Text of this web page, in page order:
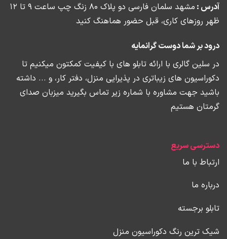
آدرس : مشهد
سلمان فارسی دو پلاک 80 زنگ چپ ساعت 9 تا 12
ظهر روزهای کاری، قبل حضور هماهنگ کنید
درود بر شما دوست گرانمایه
در سلین گالری با ارائه تابلو های با کیفیت کمکتون میکنیم تا
دکوراسیون های زیباتری در پذیرایی منزل، دفتر کار، و ... داشته
باشید جهت مشاوره با شماره زیر تماس بگیرید میزبان صدای
گرمتان هستیم
دسترسی سریع
ارتباط با ما
درباره ما
تابلو برجسته
شیک ترین رنگ دکوراسیون منزل